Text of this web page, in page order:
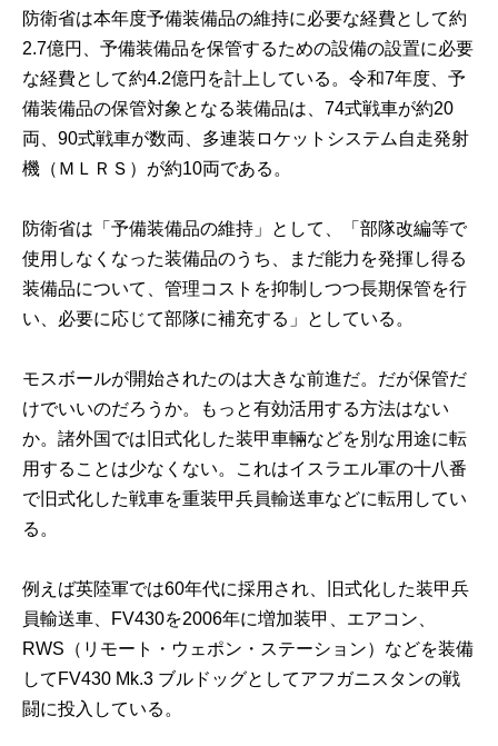
防衛省は本年度予備装備品の維持に必要な経費として約
2.7億円、予備装備品を保管するための設備の設置に必要
な経費として約4.2億円を計上している。令和7年度、予
備装備品の保管対象となる装備品は、74式戦車が約20
両、90式戦車が数両、多連装ロケットシステム自走発射
機（ＭＬＲＳ）が約10両である。
防衛省は「予備装備品の維持」として、「部隊改編等で
使用しなくなった装備品のうち、まだ能力を発揮し得る
装備品について、管理コストを抑制しつつ長期保管を行
い、必要に応じて部隊に補充する」としている。
モスボールが開始されたのは大きな前進だ。だが保管だ
けでいいのだろうか。もっと有効活用する方法はない
か。諸外国では旧式化した装甲車輛などを別な用途に転
用することは少なくない。これはイスラエル軍の十八番
で旧式化した戦車を重装甲兵員輸送車などに転用してい
る。
例えば英陸軍では60年代に採用され、旧式化した装甲兵
員輸送車、FV430を2006年に増加装甲、エアコン、
RWS（リモート・ウェポン・ステーション）などを装備
してFV430 Mk.3 ブルドッグとしてアフガニスタンの戦
闘に投入している。